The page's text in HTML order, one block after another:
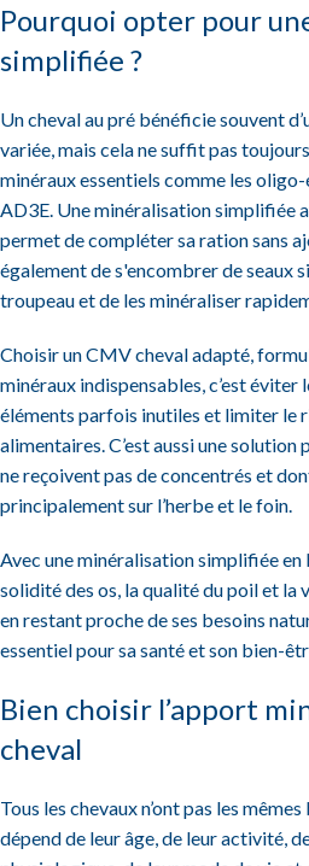
d’ajouter des concentrés. Une
garantir l’équilibre minéral de
bonbon est formulé sur support
oligo-éléments et vitamines, des
comme le foin de prairie, de la graine
de bière et des antioxydants de
Crok’Min est sécable, il se croque
être distribué aux poulains dès l’âge
cheval à condition que ces derniers
plus de
Pourquoi opter pour
simplifiée ?
Un cheval au pré bénéficie souvent
variée, mais cela ne suffit pas
minéraux essentiels comme les
AD3E. Une minéralisation simplifiée
permet de compléter sa ration sans
également de s'encombrer de seaux
troupeau et de les minéraliser
Choisir un CMV cheval adapté,
minéraux indispensables, c’est éviter
éléments parfois inutiles et limiter le
alimentaires. C’est aussi une
ne reçoivent pas de concentrés et
principalement sur l’herbe et le foin.
Avec une minéralisation simplifiée en
solidité des os, la qualité du poil et
en restant proche de ses besoins
essentiel pour sa santé et son bien-
Bien choisir l’apport
cheval
Tous les chevaux n’ont pas les
dépend de leur âge, de leur activité,